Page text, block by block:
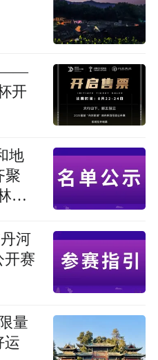
——
开
地
聚
丹
河
开赛
量
运